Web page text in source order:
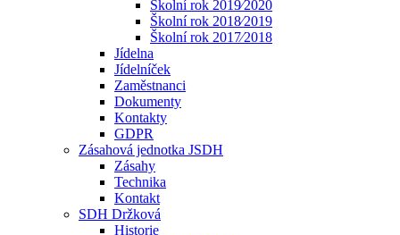
Školní rok 2019⁄2020
Školní rok 2018⁄2019
Školní rok 2017⁄2018
Jídelna
Jídelníček
Zaměstnanci
Dokumenty
Kontakty
GDPR
Zásahová jednotka JSDH
Zásahy
Technika
Kontakt
SDH Držková
Historie